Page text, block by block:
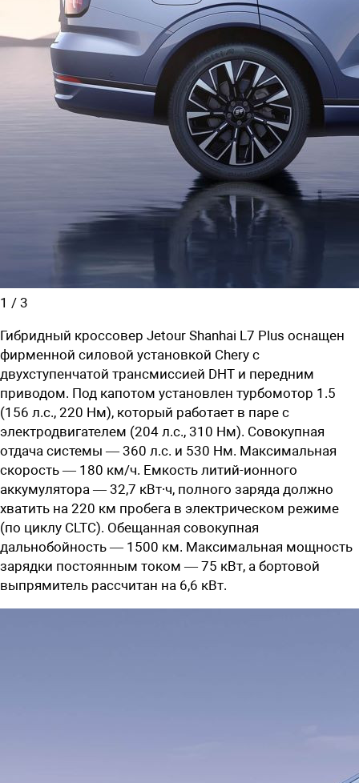
1 / 3
Гибридный кроссовер Jetour Shanhai L7 Plus оснащен
фирменной силовой установкой Chery с
двухступенчатой трансмиссией DHT и передним
приводом. Под капотом установлен турбомотор 1.5
(156 л.с., 220 Нм), который работает в паре с
электродвигателем (204 л.с., 310 Нм). Совокупная
отдача системы — 360 л.с. и 530 Нм. Максимальная
скорость — 180 км/ч. Емкость литий-ионного
аккумулятора — 32,7 кВт∙ч, полного заряда должно
хватить на 220 км пробега в электрическом режиме
(по циклу CLTC). Обещанная совокупная
дальнобойность — 1500 км. Максимальная мощность
зарядки постоянным током — 75 кВт, а бортовой
выпрямитель рассчитан на 6,6 кВт.